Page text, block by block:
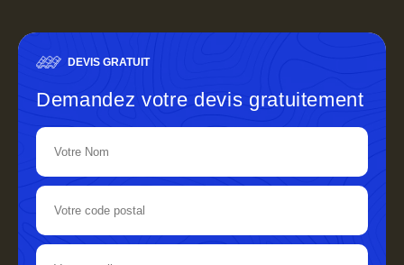
DEVIS GRATUIT
Demandez votre devis gratuitement